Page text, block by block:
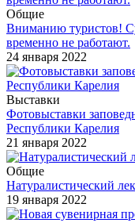
Общие
Вниманию туристов!
временно не работают.
24 января 2022
Выставки
Фотовыставки
Республики Карелия
21 января 2022
Общие
Натуралистический
19 января 2022